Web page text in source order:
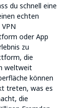
du schnell eine
echten
oder App
zu
die
weltweit
können
treten, was es
die